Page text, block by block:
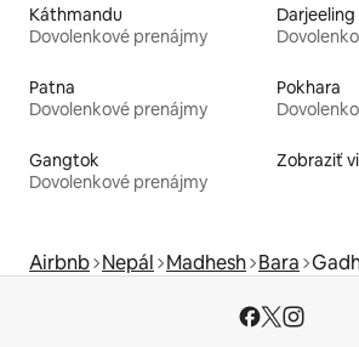
Káthmandu
Dovolenkové prenájmy
Darjeeling
Patna
Dovolenkové prenájmy
Pokhara
Gangtok
Dovolenkové prenájmy
Zobraziť
Airbnb Nepál Madhesh Bara